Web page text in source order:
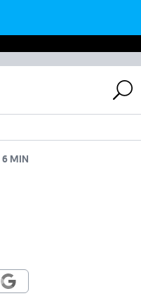
6 MIN